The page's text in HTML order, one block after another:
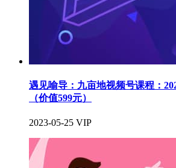
遇见喻导：九亩地视频号课程：
（价值599元）
2023-05-25 VIP